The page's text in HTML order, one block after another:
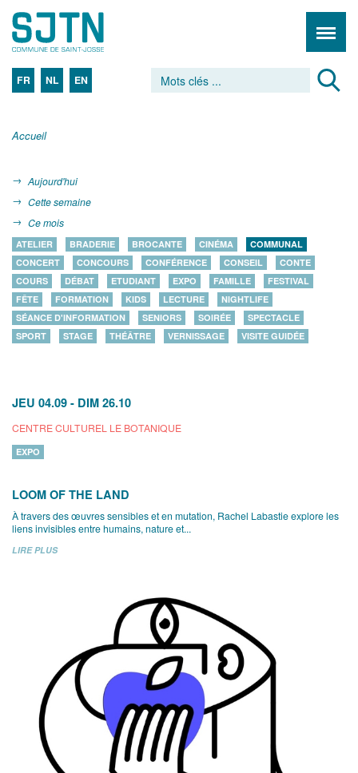
FR NL EN
Accueil
Aujourd'hui
Cette semaine
Ce mois
ATELIER BRADERIE BROCANTE CINÉMA
COMMUNAL
CONCERT
CONCOURS CONFÉRENCE CONSEIL
CONTE
COURS
DÉBAT ETUDIANT EXPO FAMILLE
FESTIVAL
FÊTE
FORMATION KIDS LECTURE
NIGHTLIFE
SÉANCE D'INFORMATION
SENIORS SOIRÉE
SPECTACLE
SPORT
STAGE THÉÂTRE VERNISSAGE VISITE GUIDÉE
JEU 04.09 - DIM 26.10
CENTRE CULTUREL LE BOTANIQUE
EXPO
LOOM OF THE LAND
À travers des œuvres sensibles et en mutation, Rachel Labastie explore les
liens invisibles entre humains, nature et...
LIRE PLUS